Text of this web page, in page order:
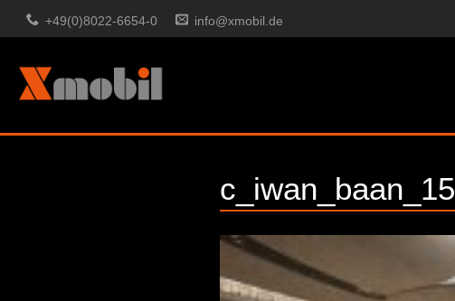
+49(0)8022-6654-0 info@xmobil.de
c_iwan_baan_15